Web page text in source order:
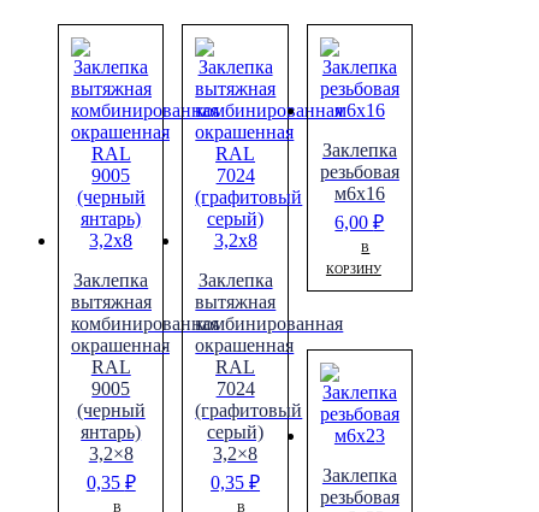
Заклепка
вытяжная
комбинированная
окрашенная
RAL
9005
(черный
янтарь)
3,2×8
0,35 ₽
В
Заклепка
вытяжная
комбинированная
окрашенная
RAL
7024
(графитовый
серый)
3,2×8
0,35₽
В
Заклепка
резьбовая
м6х16
6,00₽
В
КОРЗИНУ
Заклепка
резьбовая